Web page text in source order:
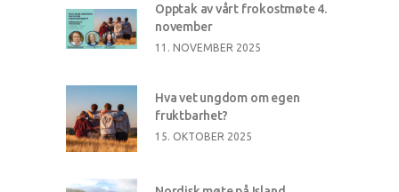
Opptak av vårt frokostmøte 4.
november
11. NOVEMBER 2025
Hva vet ungdom om egen
fruktbarhet?
15. OKTOBER 2025